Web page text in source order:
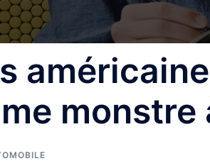
monstre